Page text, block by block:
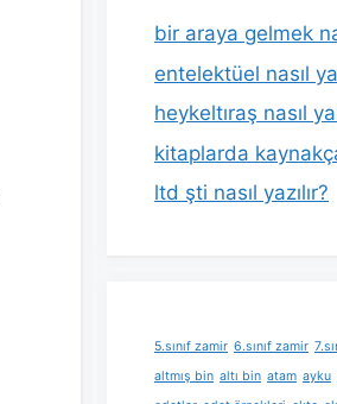
bir araya gelmek
entelektüel nasıl
heykeltıraş nasıl
kitaplarda
ltd şti nasıl yazılır?
5.sınıf zamir 6.sınıf zamir
altmış bin altı bin atam ayku